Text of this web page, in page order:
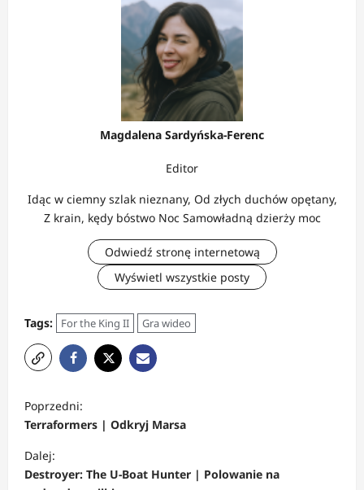
Magdalena Sardyńska-Ferenc
Editor
Idąc w ciemny szlak nieznany, Od złych duchów opętany,
Z krain, kędy bóstwo Noc Samowładną dzierży moc
Odwiedź stronę internetową
Wyświetl wszystkie posty
Tags: For the King II Gra wideo
o
b
a
Poprzedni:
Terraformers | Odkryj Marsa
Dalej:
Destroyer: The U-Boat Hunter | Polowanie na